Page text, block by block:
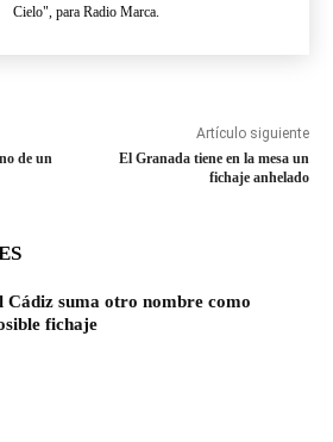
Cielo", para Radio Marca.
de un
Artículo siguiente
El Granada tiene en la mesa un
fichaje anhelado
Cádiz suma otro nombre como
fichaje